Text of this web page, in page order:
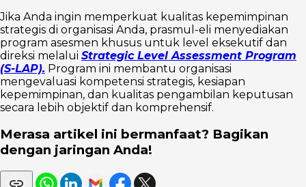
Jika Anda ingin memperkuat kualitas kepemimpinan
strategis di organisasi Anda, prasmul-eli menyediakan
program asesmen khusus untuk level eksekutif dan
direksi melalui Strategic Level Assessment Program
(S-LAP). Program ini membantu organisasi
mengevaluasi kompetensi strategis, kesiapan
kepemimpinan, dan kualitas pengambilan keputusan
secara lebih objektif dan komprehensif.
Merasa artikel ini bermanfaat? Bagikan
dengan jaringan Anda!